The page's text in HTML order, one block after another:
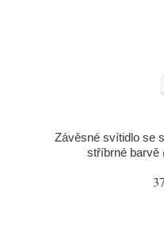
Závěsné svítidlo se
stříbrné barvě